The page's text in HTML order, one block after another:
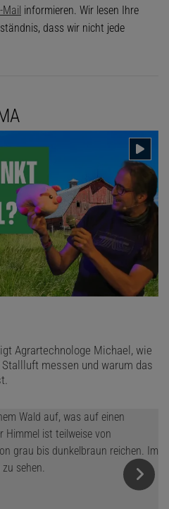
Mail informieren. Wir lesen Ihre
dass wir nicht jede
Agrartechnologe Michael, wie
messen und warum das